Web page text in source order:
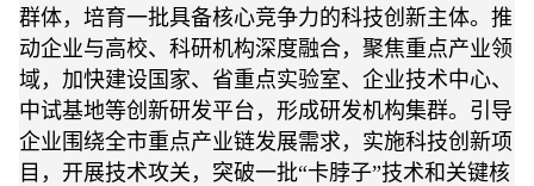
群体，培育一批具备核心竞争力的科技创新主体。推
动企业与高校、科研机构深度融合，聚焦重点产业领
域，加快建设国家、省重点实验室、企业技术中心、
中试基地等创新研发平台，形成研发机构集群。引导
企业围绕全市重点产业链发展需求，实施科技创新项
目，开展技术攻关，突破一批“卡脖子”技术和关键核